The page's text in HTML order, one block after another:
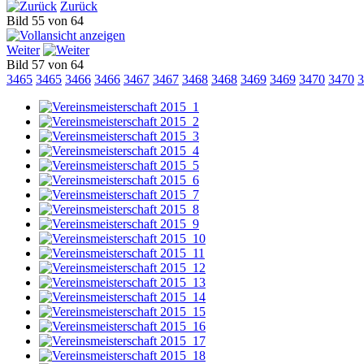
Zurück
Bild 55 von 64
Weiter
Bild 57 von 64
3465 3465 3466 3466 3467 3467 3468 3468 3469 3469 3470 3470